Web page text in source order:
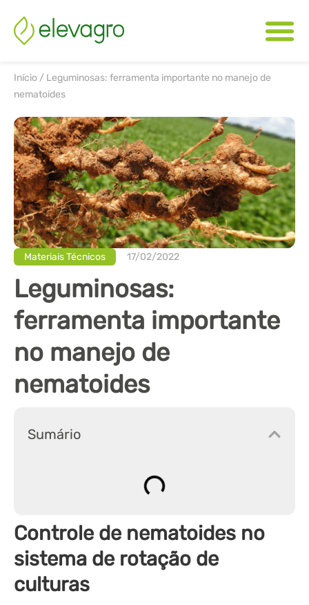
Início / Leguminosas: ferramenta importante no manejo de
nematoides
Materiais Técnicos 17/02/2022
Leguminosas:
ferramenta importante
no manejo de
nematoides
Sumário
Controle de nematoides no
sistema de rotação de
culturas